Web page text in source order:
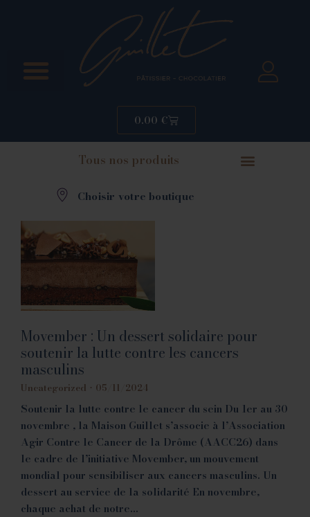
0.00 €
Tous nos produits
Choisir votre boutique
Movember : Un dessert solidaire pour
soutenir la lutte contre les cancers
masculins
Uncategorized 05/11/2024
Soutenir la lutte contre le cancer du sein Du 1er au 30
novembre , la Maison Guillet s’associe à l’Association
Agir Contre le Cancer de la Drôme (AACC26) dans
le cadre de l’initiative Movember, un mouvement
mondial pour sensibiliser aux cancers masculins. Un
dessert au service de la solidarité En novembre,
chaque achat de notre…